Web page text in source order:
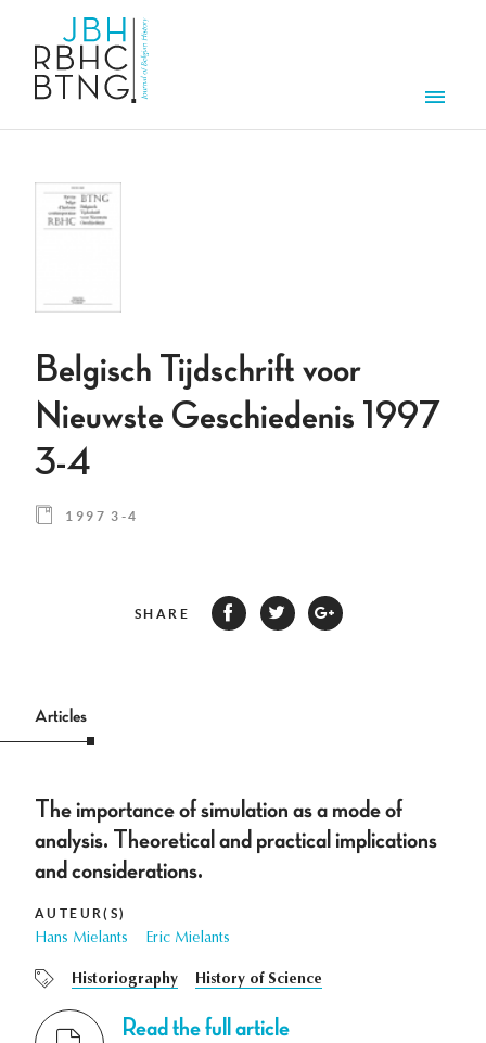
Belgisch Tijdschrift voor
Nieuwste Geschiedenis 1997
3-4
1997 3-4
SHARE
Articles
The importance of simulation as a mode of
analysis. Theoretical and practical implications
and considerations.
AUTEUR(S)
Hans Mielants Eric Mielants
Historiography History of Science
Read the full article